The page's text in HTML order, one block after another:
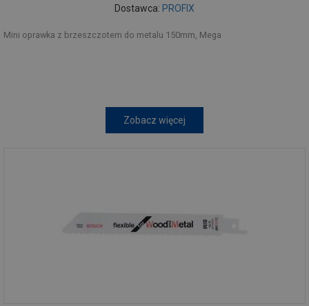
Dostawca: PROFIX
Mini oprawka z brzeszczotem do metalu 150mm, Mega
Zobacz więcej